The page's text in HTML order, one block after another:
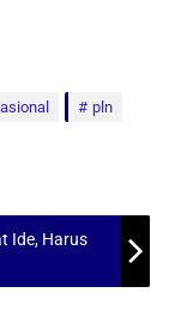
pln
Ide, Harus